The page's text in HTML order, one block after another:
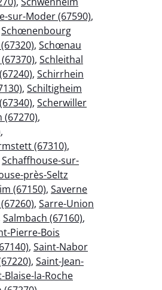
sur-Moder (67590),
Schœnenbourg
, Schœnau
, Schleithal
, Schirrhein
, Schiltigheim
, Scherwiller
(67270),
,
(67310),
Schaffhouse-sur-
près-Seltz
(67150), Saverne
, Sarre-Union
Salmbach (67160),
Pierre-Bois
, Saint-Nabor
, Saint-Jean-
Blaise-la-Roche